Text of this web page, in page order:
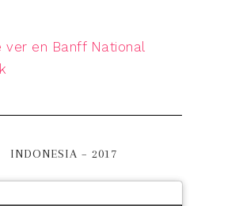
ver en Banff National
INDONESIA – 2017